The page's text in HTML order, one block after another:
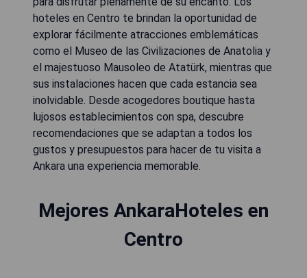
hoteles en Centro te brindan la oportunidad de
explorar fácilmente atracciones emblemáticas
como el Museo de las Civilizaciones de Anatolia y
el majestuoso Mausoleo de Atatürk, mientras que
sus instalaciones hacen que cada estancia sea
inolvidable. Desde acogedores boutique hasta
lujosos establecimientos con spa, descubre
recomendaciones que se adaptan a todos los
gustos y presupuestos para hacer de tu visita a
Ankara una experiencia memorable.
Mejores AnkaraHoteles en
Centro